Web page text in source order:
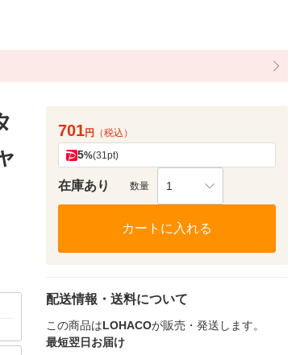
701円 （税込）
5%(31pt)
在庫あり 数量 1
カートに入れる
配送情報・送料について
この商品はLOHACOが販売・発送します。
最短翌日お届け